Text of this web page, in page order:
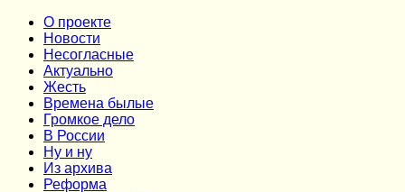
О проекте
Новости
Несогласные
Актуально
Жесть
Времена былые
Громкое дело
В России
Ну и ну
Из архива
Реформа